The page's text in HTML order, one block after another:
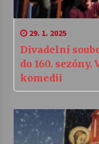
29. 1. 2025
Divadelní
do 160.
komedii